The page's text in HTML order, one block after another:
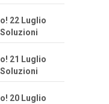
22 Luglio
21 Luglio
20 Luglio